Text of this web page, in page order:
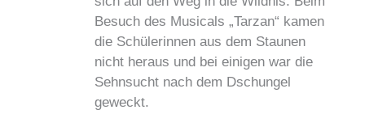
Besuch des Musicals „Tarzan“ kamen
die Schülerinnen aus dem Staunen
nicht heraus und bei einigen war die
Sehnsucht nach dem Dschungel
geweckt.